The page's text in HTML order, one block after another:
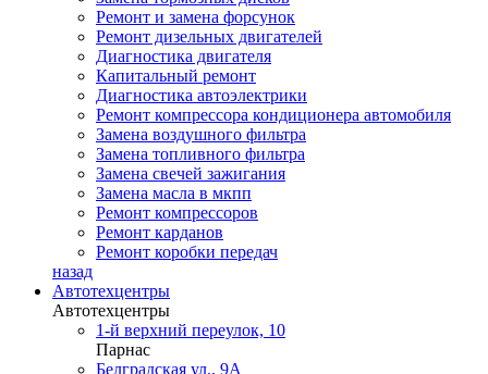
Ремонт и замена форсунок
Ремонт дизельных двигателей
Диагностика двигателя
Капитальный ремонт
Диагностика автоэлектрики
Ремонт компрессора кондиционера автомобиля
Замена воздушного фильтра
Замена топливного фильтра
Замена свечей зажигания
Замена масла в мкпп
Ремонт компрессоров
Ремонт карданов
Ремонт коробки передач
назад
Автотехцентры
Автотехцентры
1-й верхний переулок, 10
Парнас
Белградская ул., 9А